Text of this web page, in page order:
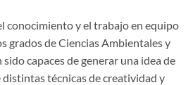
conocimiento y el trabajo en equipo
grados de Ciencias Ambientales y
capaces de generar una idea de
distintas técnicas de creatividad y